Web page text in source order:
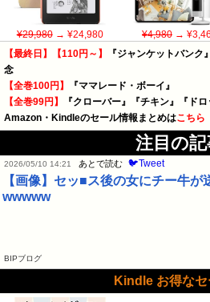
¥29,980→ ¥24,980 ¥4,980→
【最終日】【110円～】
『ジャンケットバン
念
【全巻100円】
『ママレード・ボーイ』
【全巻99円】
『クローバー』『チキン』『ド
Amazon・Kindleのセール情報まとめはこちら
注目の記
2026/05/10 14:21 あとで読む 🐦Tweet
【画像】セッ■ス後の女にチー牛が
wwwww
BIPブログ
Kindle お得なセ